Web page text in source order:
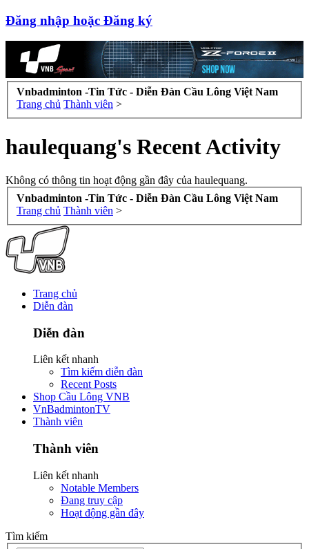
Đăng nhập hoặc Đăng ký
Vnbadminton -Tin Tức - Diễn Đàn Cầu Lông Việt Nam
Trang chủ Thành viên >
haulequang's Recent Activity
Không có thông tin hoạt động gần đây của haulequang.
Vnbadminton -Tin Tức - Diễn Đàn Cầu Lông Việt Nam
Trang chủ Thành viên >
Trang chủ
Diễn đàn
Diễn đàn
Liên kết nhanh
Tìm kiếm diễn đàn
Recent Posts
Shop Cầu Lông VNB
VnBadmintonTV
Thành viên
Thành viên
Liên kết nhanh
Notable Members
Đang truy cập
Hoạt động gần đây
Tìm kiếm